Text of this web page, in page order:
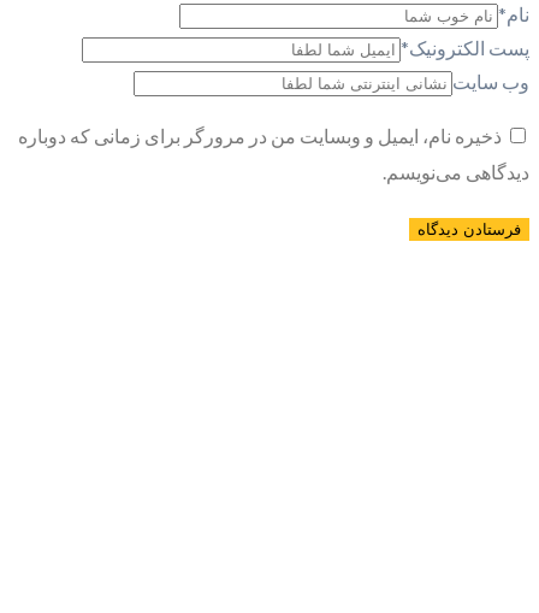
نام*
پست الکترونیک*
وب سایت
ذخیره نام، ایمیل و وبسایت من در مرورگر برای زمانی که دوباره
دیدگاهی می‌نویسم.